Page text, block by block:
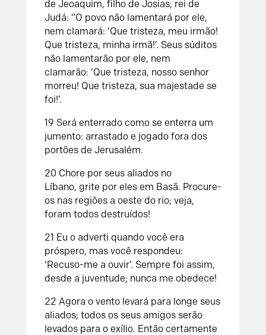
de Jeoaquim, filho de Josias, rei de
Judá: “O povo não lamentará por ele,
nem clamará: ‘Que tristeza, meu irmão!
Que tristeza, minha irmã!’. Seus súditos
não lamentarão por ele, nem
clamarão: ‘Que tristeza, nosso senhor
morreu! Que tristeza, sua majestade se
foi!’.
19 Será enterrado como se enterra um
jumento: arrastado e jogado fora dos
portões de Jerusalém.
20 Chore por seus aliados no
Líbano, grite por eles em Basã. Procure-
os nas regiões a oeste do rio; veja,
foram todos destruídos!
21 Eu o adverti quando você era
próspero, mas você respondeu:
‘Recuso-me a ouvir’. Sempre foi assim,
desde a juventude; nunca me obedece!
22 Agora o vento levará para longe seus
aliados; todos os seus amigos serão
levados para o exílio. Então certamente